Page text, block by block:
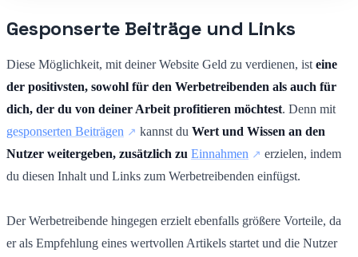
Gesponserte Beiträge und Links
Diese Möglichkeit, mit deiner Website Geld zu verdienen, ist eine
der positivsten, sowohl für den Werbetreibenden als auch für
dich, der du von deiner Arbeit profitieren möchtest. Denn mit
gesponserten Beiträgen
kannst du Wert und Wissen an den
Nutzer weitergeben, zusätzlich zu Einnahmen
erzielen, indem
du diesen Inhalt und Links zum Werbetreibenden einfügst.
Der Werbetreibende hingegen erzielt ebenfalls größere Vorteile, da
er als Empfehlung eines wertvollen Artikels startet und die Nutzer